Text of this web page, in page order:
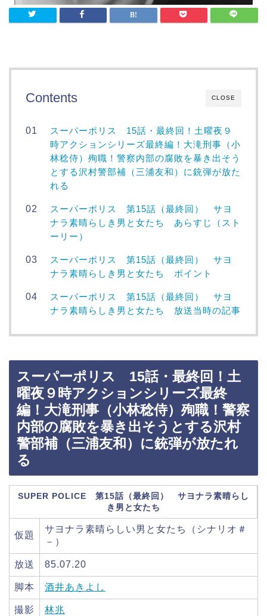
CLOSE
Contents
スーパーポリス 15話・最終回！土曜夜９
時アクションシリーズ最終編！大滝刑事（小
林稔侍）殉職！警察内部の腐敗を暴き出そう
とする沢村警部補（三浦友和）に銃弾が放た
れる
スーパーポリス 第15話（最終回） サヨ
ナラ素晴らしき男と女たち あらすじ（スト
ーリー）
スーパーポリス 第15話（最終回） サヨ
ナラ素晴らしき男と女たち ポイント
スーパーポリス 第15話（最終回） サヨ
ナラ素晴らしき男と女たち 放送当時の記事
スーパーポリス 15話・最終回！土
曜夜９時アクションシリーズ最終
編！大滝刑事（小林稔侍）殉職！警察
内部の腐敗を暴き出そうとする沢村
警部補（三浦友和）に銃弾が放たれ
る
SUPER POLICE 第15話（最終回） サヨナラ素晴らし
き男と女たち
仮題
サヨナラ素晴らしい男と女たち（シナリオ＃
－）
放送 85.07.20
脚本 酒井あきよし
撮影 林兆